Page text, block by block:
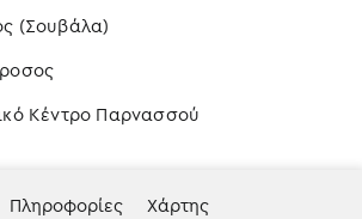
(Σουβάλα)
Κέντρο Παρνασσού
Πληροφορίες Χάρτης